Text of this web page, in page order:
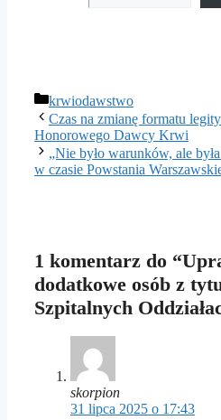
Kategorie
krwiodawstwo
Czas na zmianę formatu
Honorowego Dawcy Krwi
„Nie było warunków, ale
w czasie Powstania
1 komentarz do
dodatkowe osób z
Szpitalnych
skorpion
31 lipca 2025 o 17:43